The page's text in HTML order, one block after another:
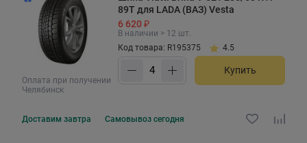
Оплата при получении
Челябинск
89T для LADA (ВАЗ) Vesta
6 620 ₽
В наличии > 12 шт.
Код товара: R195375
4.5
Купить
Доставим завтра Самовывоз сегодня